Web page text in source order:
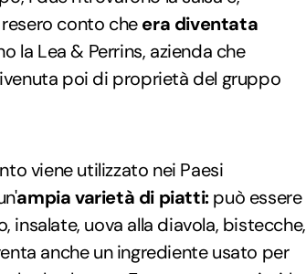
conto cheera diventata
la Lea & Perrins, azienda che
poi di proprietà del gruppo
viene utilizzato nei Paesi
ampia varietà di piatti:può essere
insalate, uova alla diavola, bistecche,
anche un ingrediente usato per